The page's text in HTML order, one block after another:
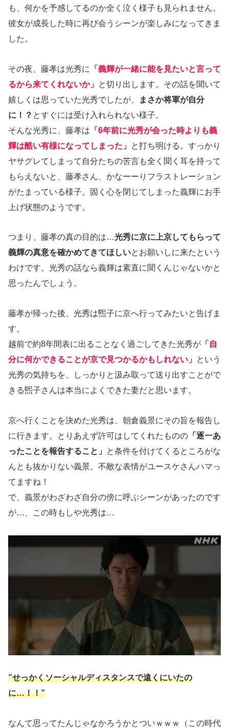
も、何かを予感してるのか全く泣く様子も見られません。
彼女が成長した時に再び会うシーンが楽しみになってきま
した。
その夜、藤孝は光秀に
「義輝が一緒に能を見たいと言って
るから来てくれないか」 と切り出します。その話を聞いて
嬉しくは思っていた光秀でしたが、
まさか将軍が自分
に！？ とすぐには受け入れられない様子。
そんな光秀に、藤孝は 「6年前に光秀が会った時よりも義
輝は酷い有様になってしまった」 と打ち明ける。すっかり
ヤサグレてしまって自分たちの苦言も全く聞く耳を持って
もらえないと、藤孝さん、かなーーりフラストレーション
がたまっている様子。固く心を閉じてしまった義輝にお手
上げ状態のようです。
つまり、藤孝の真の目的は…光秀に京に上京してもらって
義輝の真意を確かめてきてほしいとお願いしに来たという
わけです。光秀の話なら義輝は素直に聞くんじゃないかと
思ったんでしょう。
藤孝が帰った後、光秀は煕子に京へ行ってみたいと告げま
す。
越前で約8年間表に出ることなく過ごしてきた光秀が 「自
分に何かできることが京で見つかるかもしれない」 という
光秀の気持ちを、しっかりと汲み取って送り出すことがで
きる煕子さんは本当によくできた妻だと思います。
京へ行くことを決めた光秀は、朝倉義景にその旨を報告し
に行きます。とりあえず許可はしてくれたものの 「逐一あ
ったことを報告すること」
と条件を付けてくるところがな
んとも抜かりない義景。不敵な表情がユースケさんハマっ
てますね！
で、義景がわざわざ自分の傍に呼ぶシーンがあったのです
が…、この時もしや光秀は…
”せっかくソーシャルディスタンスで遠くにいたの
に…！！”
なんて思ってたんじゃなかろうかとついｗｗｗ（この時代